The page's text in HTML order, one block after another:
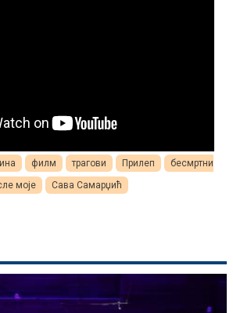
филм трагови Прилеп
бесмртни
моје Сава Самарџић